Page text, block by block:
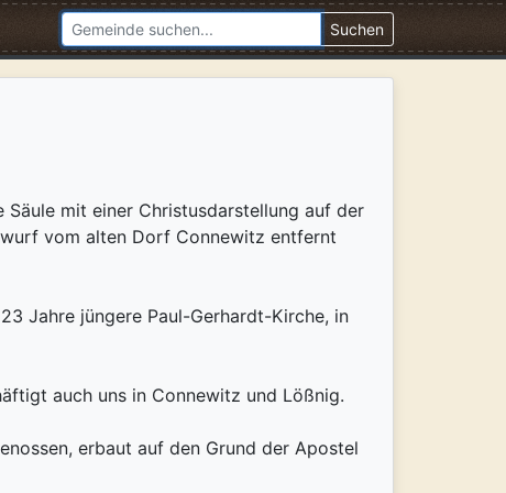
Suchen
mit einer Christusdarstellung auf der
vom alten Dorf Connewitz entfernt
Jahre jüngere Paul-Gerhardt-Kirche, in
auch uns in Connewitz und Lößnig.
erbaut auf den Grund der Apostel